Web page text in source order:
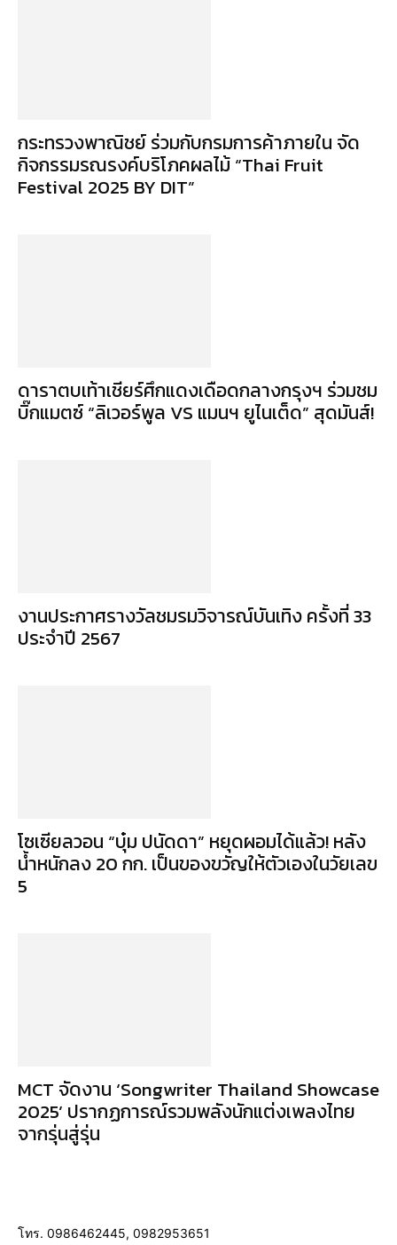
กระทรวงพาณิชย์ ร่วมกับกรมการค้าภายใน จัด
กิจกรรมรณรงค์บริโภคผลไม้ “Thai Fruit
Festival 2025 BY DIT”
ดาราตบเท้าเชียร์ศึกแดงเดือดกลางกรุงฯ ร่วมชม
บิ๊กแมตซ์ “ลิเวอร์พูล VS แมนฯ ยูไนเต็ด” สุดมันส์!
งานประกาศรางวัลชมรมวิจารณ์บันเทิง ครั้งที่ 33
ประจำปี 2567
โซเซียลวอน “บุ๋ม ปนัดดา” หยุดผอมได้แล้ว! หลัง
น้ำหนักลง 20 กก. เป็นของขวัญให้ตัวเองในวัยเลข
5
MCT จัดงาน ‘Songwriter Thailand Showcase
2025’ ปรากฏการณ์รวมพลังนักแต่งเพลงไทย
จากรุ่นสู่รุ่น
โทร. 0986462445, 0982953651